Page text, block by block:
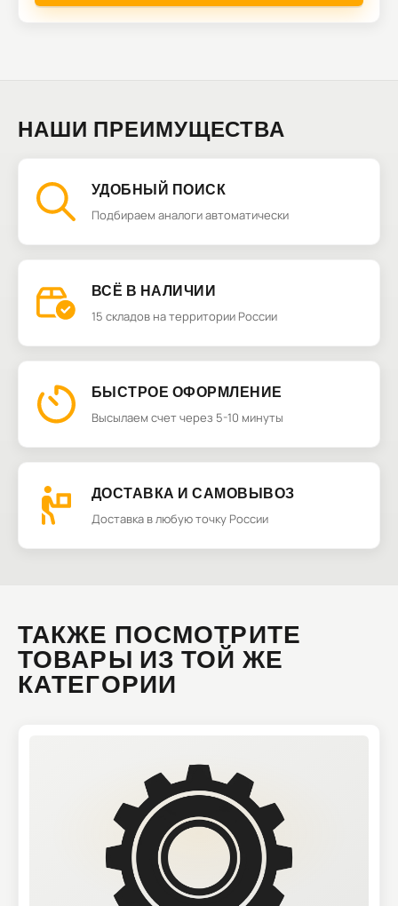
НАШИ ПРЕИМУЩЕСТВА
УДОБНЫЙ ПОИСК
Подбираем аналоги автоматически
ВСЁ В НАЛИЧИИ
15 складов на территории России
БЫСТРОЕ ОФОРМЛЕНИЕ
Высылаем счет через 5-10 минуты
ДОСТАВКА И САМОВЫВОЗ
Доставка в любую точку России
ТАКЖЕ ПОСМОТРИТЕ
ТОВАРЫ ИЗ ТОЙ ЖЕ
КАТЕГОРИИ